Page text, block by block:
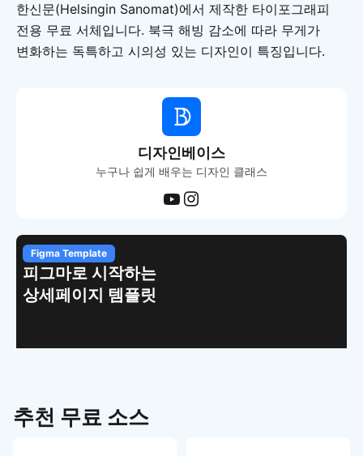
한신문(Helsingin Sanomat)에서 제작한 타이포그래피
전용 무료 서체입니다. 북극 해빙 감소에 따라 무게가
변화하는 독특하고 시의성 있는 디자인이 특징입니다.
디자인베이스
누구나 쉽게 배우는 디자인 클래스
Figma Template
피그마로 시작하는
상세페이지 템플릿
추천 무료 소스